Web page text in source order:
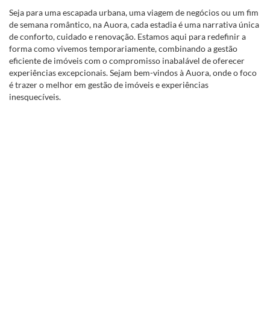
Seja para uma escapada urbana, uma viagem de negócios ou um fim
de semana romântico, na Auora, cada estadia é uma narrativa única
de conforto, cuidado e renovação. Estamos aqui para redefinir a
forma como vivemos temporariamente, combinando a gestão
eficiente de imóveis com o compromisso inabalável de oferecer
experiências excepcionais. Sejam bem-vindos à Auora, onde o foco
é trazer o melhor em gestão de imóveis e experiências
inesquecíveis.